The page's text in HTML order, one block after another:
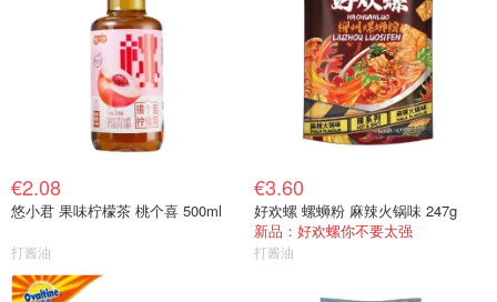
€2.08
悠小君 果味柠檬茶 桃个喜 500ml
打酱油
€3.60
好欢螺 螺蛳粉 麻辣火锅味 247g
新品：好欢螺你不要太强
打酱油